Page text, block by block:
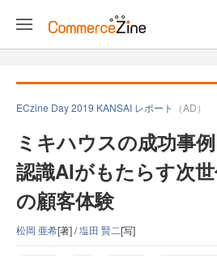
ECzine Day 2019 KANSAI レポート （AD）
ミキハウスの成功事
認識AIがもたらす次
の顧客体験
松岡 亜希[著] /塩田 賢二[写]